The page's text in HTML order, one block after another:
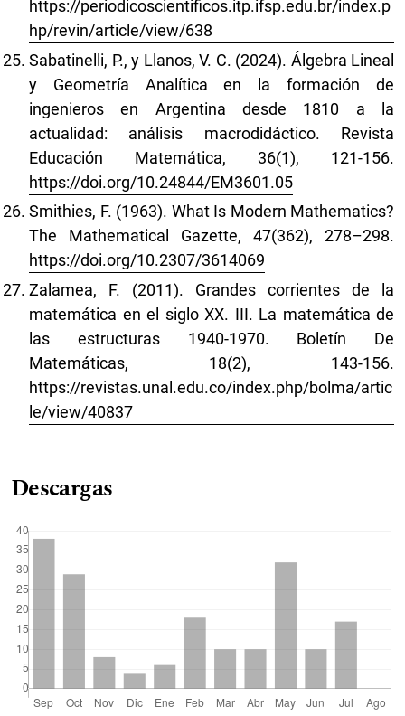
https://periodicoscientificos.itp.ifsp.edu.br/index.p
hp/revin/article/view/638
Sabatinelli, P., y Llanos, V. C. (2024). Álgebra Lineal
y Geometría Analítica en la formación de
ingenieros en Argentina desde 1810 a la
actualidad: análisis macrodidáctico. Revista
Educación Matemática, 36(1), 121-156.
https://doi.org/10.24844/EM3601.05
Smithies, F. (1963). What Is Modern Mathematics?
The Mathematical Gazette, 47(362), 278–298.
https://doi.org/10.2307/3614069
Zalamea, F. (2011). Grandes corrientes de la
matemática en el siglo XX. III. La matemática de
las estructuras 1940-1970. Boletín De
Matemáticas, 18(2), 143-156.
https://revistas.unal.edu.co/index.php/bolma/artic
le/view/40837
Descargas